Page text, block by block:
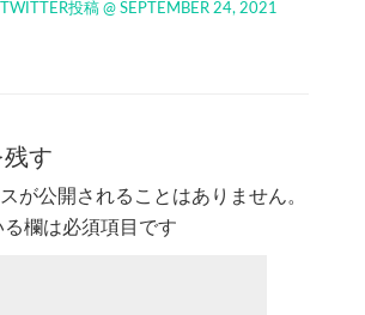
投稿 @ SEPTEMBER 24, 2021
す
が公開されることはありません。
る欄は必須項目です